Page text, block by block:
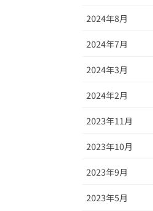
2024年8月
2024年7月
2024年3月
2024年2月
2023年11月
2023年10月
2023年9月
2023年5月